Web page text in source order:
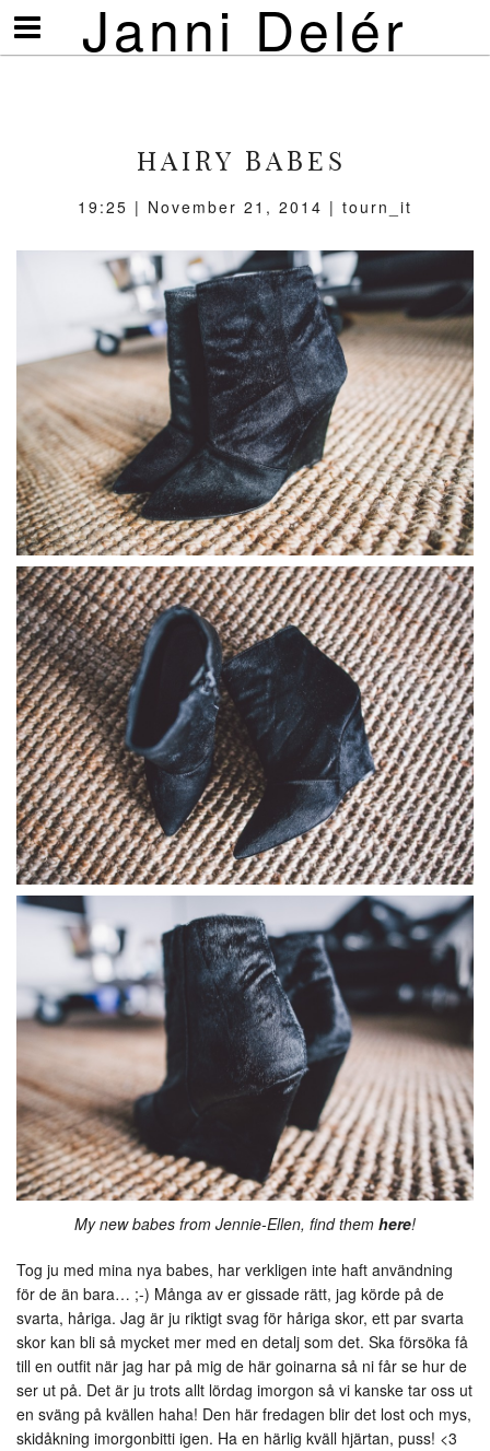
Janni Delér
Visa/göm
meny
HAIRY BABES
19:25 | November 21, 2014 | tourn_it
My new babes from Jennie-Ellen, find them here!
Tog ju med mina nya babes, har verkligen inte haft användning
för de än bara… ;-) Många av er gissade rätt, jag körde på de
svarta, håriga. Jag är ju riktigt svag för håriga skor, ett par svarta
skor kan bli så mycket mer med en detalj som det. Ska försöka få
till en outfit när jag har på mig de här goinarna så ni får se hur de
ser ut på. Det är ju trots allt lördag imorgon så vi kanske tar oss ut
en sväng på kvällen haha! Den här fredagen blir det lost och mys,
skidåkning imorgonbitti igen. Ha en härlig kväll hjärtan, puss! <3